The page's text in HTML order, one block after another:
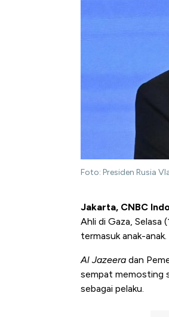
Foto: Presiden Rusia
Jakarta, CNBC
Ahli di Gaza,
termasuk anak-anak.
Al Jazeera dan
sempat memosting
sebagai pelaku.